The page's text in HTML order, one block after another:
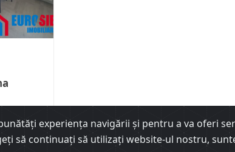
experienţa navigării şi pentru a va oferi
să continuați să utilizați website-ul nostru,